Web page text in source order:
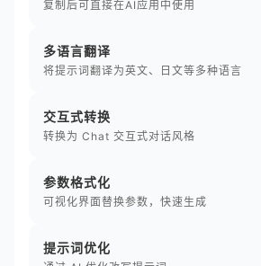
复制后可直接在AI应用中使用
多语言翻译
将提示词翻译为英文、日文等多种语言
交互式转换
转换为 Chat 交互式对话风格
参数格式化
可视化界面替换参数，快速生成
提示词优化